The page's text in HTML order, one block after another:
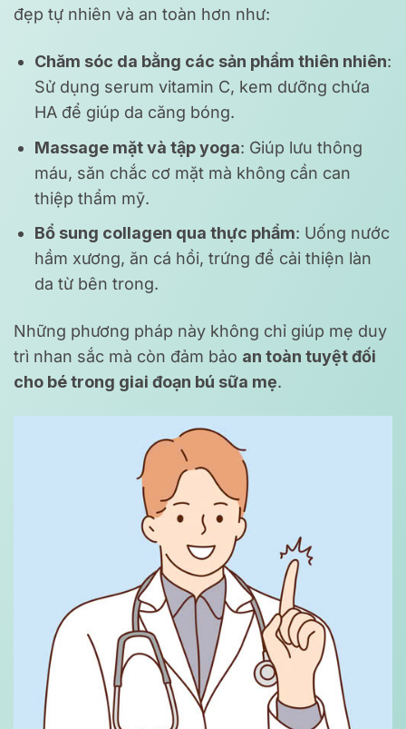
đẹp tự nhiên và an toàn hơn như:
Chăm sóc da bằng các sản phẩm thiên nhiên:
Sử dụng serum vitamin C, kem dưỡng chứa
HA để giúp da căng bóng.
Massage mặt và tập yoga: Giúp lưu thông
máu, săn chắc cơ mặt mà không cần can
thiệp thẩm mỹ.
Bổ sung collagen qua thực phẩm: Uống nước
hầm xương, ăn cá hồi, trứng để cải thiện làn
da từ bên trong.
Những phương pháp này không chỉ giúp mẹ duy
trì nhan sắc mà còn đảm bảo an toàn tuyệt đối
cho bé trong giai đoạn bú sữa mẹ.